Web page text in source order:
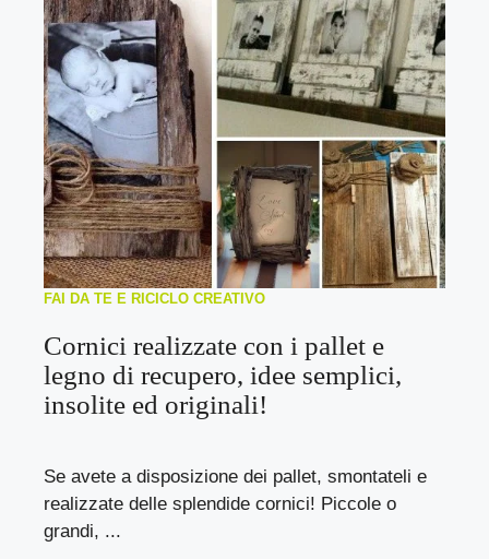
FAI DA TE E RICICLO CREATIVO
Cornici realizzate con i pallet e
legno di recupero, idee semplici,
insolite ed originali!
Se avete a disposizione dei pallet, smontateli e
realizzate delle splendide cornici! Piccole o
grandi, ...